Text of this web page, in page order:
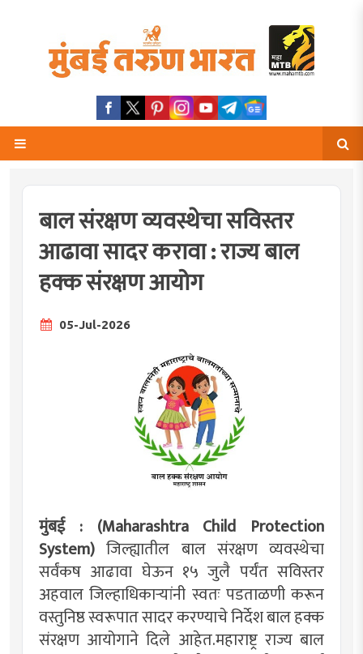
बाल संरक्षण व्यवस्थेचा सविस्तर
आढावा सादर करावा : राज्य बाल
हक्क संरक्षण आयोग
05-Jul-2026
मुंबई : (Maharashtra Child Protection
System)जिल्ह्यातील बाल संरक्षण व्यवस्थेचा
सर्वंकष आढावा घेऊन १५ जुलै पर्यंत सविस्तर
अहवाल जिल्हाधिकाऱ्यांनी स्वतः पडताळणी करून
वस्तुनिष्ठ स्वरूपात सादर करण्याचे निर्देश बाल हक्क
संरक्षण आयोगाने दिले आहेत.महाराष्ट्र राज्य बाल